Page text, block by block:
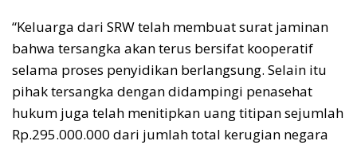
“Keluarga dari SRW telah membuat surat jaminan
bahwa tersangka akan terus bersifat kooperatif
selama proses penyidikan berlangsung. Selain itu
pihak tersangka dengan didampingi penasehat
hukum juga telah menitipkan uang titipan sejumlah
Rp.295.000.000 dari jumlah total kerugian negara